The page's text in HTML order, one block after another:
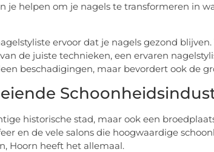
je helpen om je nagels te transformeren in
ervoor dat je nagels gezond
de juiste technieken, een ervaren
beschadigingen, maar bevordert ook de
historische stad, maar ook een
en de vele salons die hoogwaardige
Hoorn heeft het allemaal.